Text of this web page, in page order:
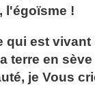
l'égoïsme !
qui est vivant
terre en
je Vous